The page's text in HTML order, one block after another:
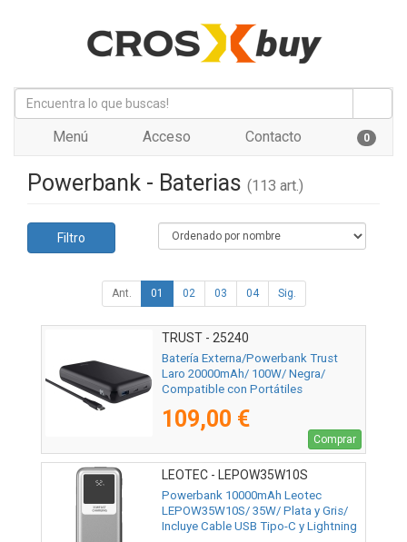
Menú Acceso Contacto 0
Powerbank - Baterias (113 art.)
Filtro
Ant. 01 02 03 04 Sig.
TRUST - 25240
Batería Externa/Powerbank Trust
Laro 20000mAh/ 100W/ Negra/
Compatible con Portátiles
109,00 €
Comprar
LEOTEC - LEPOW35W10S
Powerbank 10000mAh Leotec
LEPOW35W10S/ 35W/ Plata y Gris/
Incluye Cable USB Tipo-C y Lightning